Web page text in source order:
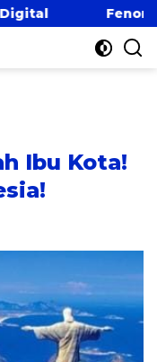
Fenomena
Ibu Kota!